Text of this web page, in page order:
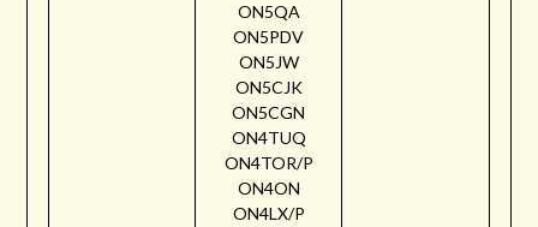
ON5QA
ON5PDV
ON5JW
ON5CJK
ON5CGN
ON4TUQ
ON4TOR/P
ON4ON
ON4LX/P